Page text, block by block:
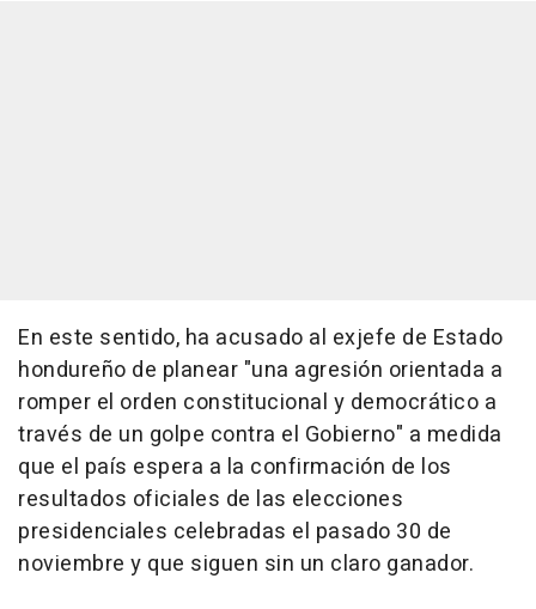
En este sentido, ha acusado al exjefe de Estado
hondureño de planear "una agresión orientada a
romper el orden constitucional y democrático a
través de un golpe contra el Gobierno" a medida
que el país espera a la confirmación de los
resultados oficiales de las elecciones
presidenciales celebradas el pasado 30 de
noviembre y que siguen sin un claro ganador.